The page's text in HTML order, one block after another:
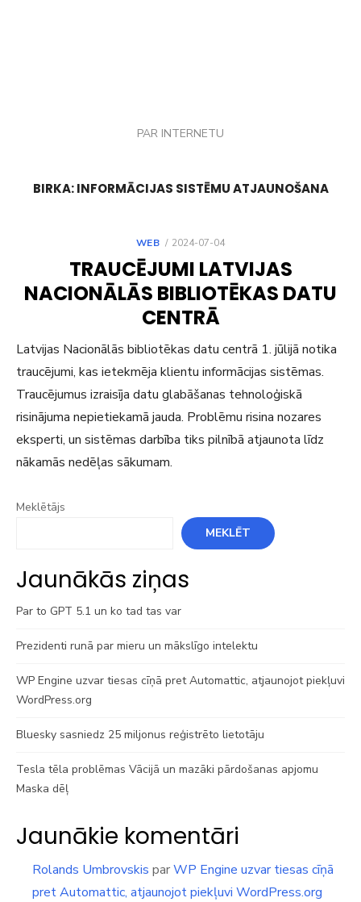
PAR INTERNETU
BIRKA:INFORMĀCIJAS SISTĒMU ATJAUNOŠANA
WEB
POSTED
2024-07-04
TRAUCĒJUMI LATVIJAS
NACIONĀLĀS BIBLIOTĒKAS DATU
CENTRĀ
Latvijas Nacionālās bibliotēkas datu centrā 1. jūlijā notika
traucējumi, kas ietekmēja klientu informācijas sistēmas.
Traucējumus izraisīja datu glabāšanas tehnoloģiskā
risinājuma nepietiekamā jauda. Problēmu risina nozares
eksperti, un sistēmas darbība tiks pilnībā atjaunota līdz
nākamās nedēļas sākumam.
Meklētājs
MEKLĒT
Jaunākās ziņas
Par to GPT 5.1 un ko tad tas var
Prezidenti runā par mieru un mākslīgo intelektu
WP Engine uzvar tiesas cīņā pret Automattic, atjaunojot piekļuvi
WordPress.org
Bluesky sasniedz 25 miljonus reģistrēto lietotāju
Tesla tēla problēmas Vācijā un mazāki pārdošanas apjomu
Maska dēļ
Jaunākie komentāri
Rolands Umbrovskis parWP Engine uzvar tiesas cīņā
pret Automattic, atjaunojot piekļuvi WordPress.org